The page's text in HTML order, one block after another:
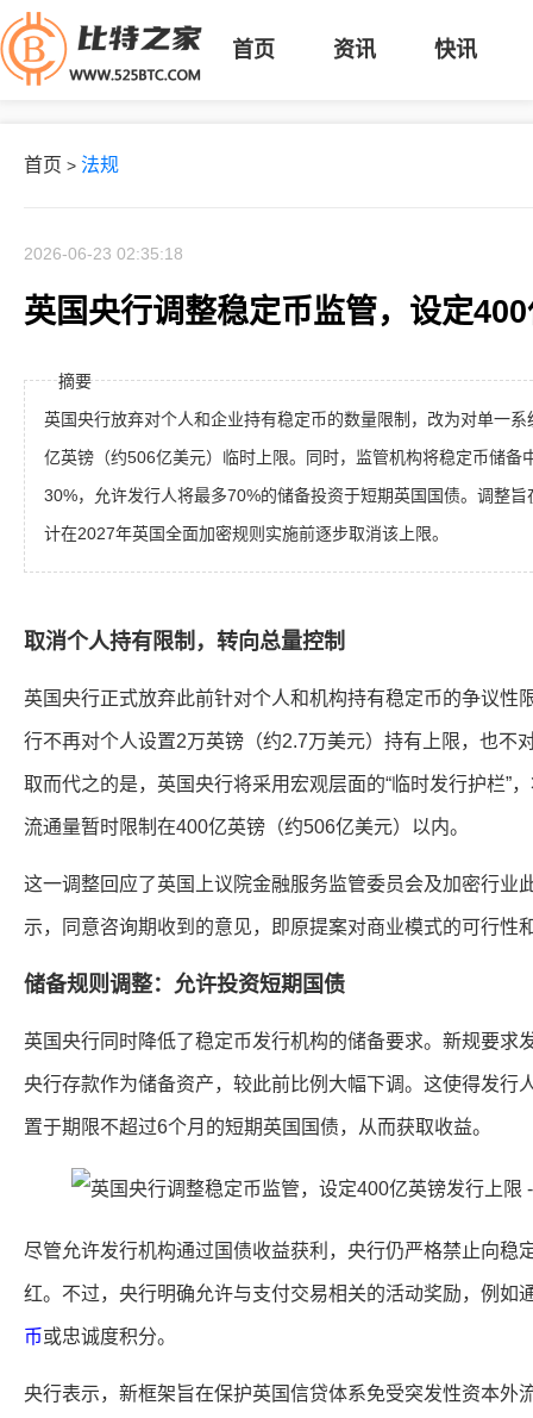
首页 资讯 快讯
首页 > 法规
2026-06-23 02:35:18
英国央行调整稳定币监管，设定
摘要
英国央行放弃对个人和企业持有稳定币的数量限制，改为对单一
亿英镑（约506亿美元）临时上限。同时，监管机构将稳定币储备
30%，允许发行人将最多70%的储备投资于短期英国国债。调整
计在2027年英国全面加密规则实施前逐步取消该上限。
取消个人持有限制，转向总量控制
英国央行正式放弃此前针对个人和机构持有稳定币的争议性
行不再对个人设置2万英镑（约2.7万美元）持有上限，也不
取而代之的是，英国央行将采用宏观层面的“临时发行护栏”
流通量暂时限制在400亿英镑（约506亿美元）以内。
这一调整回应了英国上议院金融服务监管委员会及加密行业
示，同意咨询期收到的意见，即原提案对商业模式的可行性
储备规则调整：允许投资短期国债
英国央行同时降低了稳定币发行机构的储备要求。新规要求
央行存款作为储备资产，较此前比例大幅下调。这使得发行
置于期限不超过6个月的短期英国国债，从而获取收益。
尽管允许发行机构通过国债收益获利，央行仍严格禁止向稳
红。不过，央行明确允许与支付交易相关的活动奖励，例如
币或忠诚度积分。
央行表示，新框架旨在保护英国信贷体系免受突发性资本外